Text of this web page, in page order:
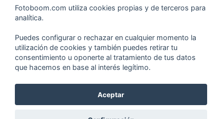
Soportes Fotografía
Monopiés
Trípodes
Kit Completos
Accesorios
Copyright © 2001-2024, Fotoboom, Fotonet, S.L. CIF. B-83430587
C/ San Romualdo Nº26 - 28037 Madrid - España
Fotoboom.com utiliza cookies propias y de terceros para
analítica.
Puedes configurar o rechazar en cualquier momento la
utilización de cookies y también puedes retirar tu
consentimiento u oponerte al tratamiento de tus datos
que hacemos en base al interés legítimo.
Aceptar